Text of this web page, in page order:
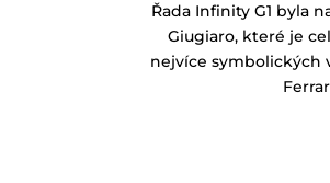
Řada Infinity G1 byla
Giugiaro, které je
nejvíce symbolických